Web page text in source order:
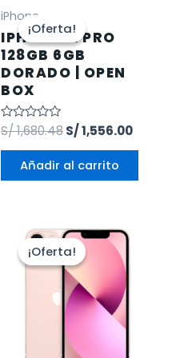
¡Oferta!
¡Oferta!
iPhone
IPHONE 12 PRO
128GB 6GB
DORADO | OPEN
BOX
Valorado
en
0
S/1,680.48S/1,556.00
Añadir al carrito
¡Oferta!
¡Oferta!